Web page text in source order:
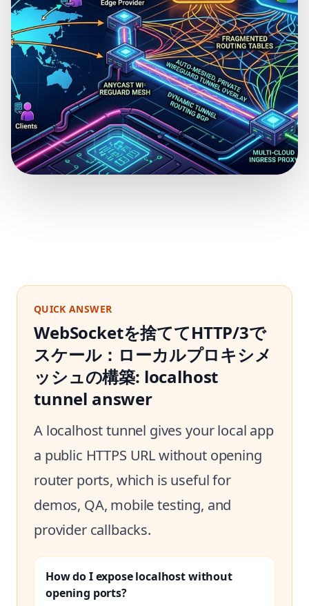
QUICK ANSWER
WebSocketを捨ててHTTP/3で
スケール：ローカルプロキシメ
ッシュの構築: localhost
tunnel answer
A localhost tunnel gives your local app
a public HTTPS URL without opening
router ports, which is useful for
demos, QA, mobile testing, and
provider callbacks.
How do I expose localhost without
opening ports?